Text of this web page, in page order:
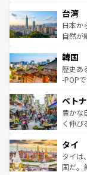
ならではの
情報は
れるお
人々、
ク、伝
ワイを、存
はコン
リアリ
ク）、
ど、見
いる。
ビング
い。オ
参照し
台湾
日本か
自然が
ン）、
と山間
驚きを
容にも
照して
韓国
歴史あ
-POP
き、地
できる
まで、
リティ
覧を参
ベト
豊かな
く伸び
急速な
ーチミ
醸し出
タイ
タイは
国だ。